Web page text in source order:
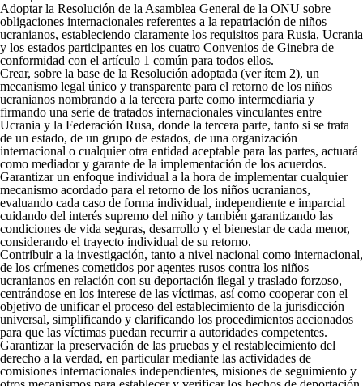
Adoptar la Resolución de la Asamblea General de la ONU sobre
obligaciones internacionales referentes a la repatriación de niños
ucranianos, estableciendo claramente los requisitos para Rusia, Ucrania
y los estados participantes en los cuatro Convenios de Ginebra de
conformidad con el artículo 1 común para todos ellos.
Crear, sobre la base de la Resolución adoptada (ver ítem 2), un
mecanismo legal único y transparente para el retorno de los niños
ucranianos nombrando a la tercera parte como intermediaria y
firmando una serie de tratados internacionales vinculantes entre
Ucrania y la Federación Rusa, donde la tercera parte, tanto si se trata
de un estado, de un grupo de estados, de una organización
internacional o cualquier otra entidad aceptable para las partes, actuará
como mediador y garante de la implementación de los acuerdos.
Garantizar un enfoque individual a la hora de implementar cualquier
mecanismo acordado para el retorno de los niños ucranianos,
evaluando cada caso de forma individual, independiente e imparcial
cuidando del interés supremo del niño y también garantizando las
condiciones de vida seguras, desarrollo y el bienestar de cada menor,
considerando el trayecto individual de su retorno.
Contribuir a la investigación, tanto a nivel nacional como internacional,
de los crímenes cometidos por agentes rusos contra los niños
ucranianos en relación con su deportación ilegal y traslado forzoso,
centrándose en los interese de las víctimas, así como cooperar con el
objetivo de unificar el proceso del establecimiento de la jurisdicción
universal, simplificando y clarificando los procedimientos accionados
para que las víctimas puedan recurrir a autoridades competentes.
Garantizar la preservación de las pruebas y el restablecimiento del
derecho a la verdad, en particular mediante las actividades de
comisiones internacionales independientes, misiones de seguimiento y